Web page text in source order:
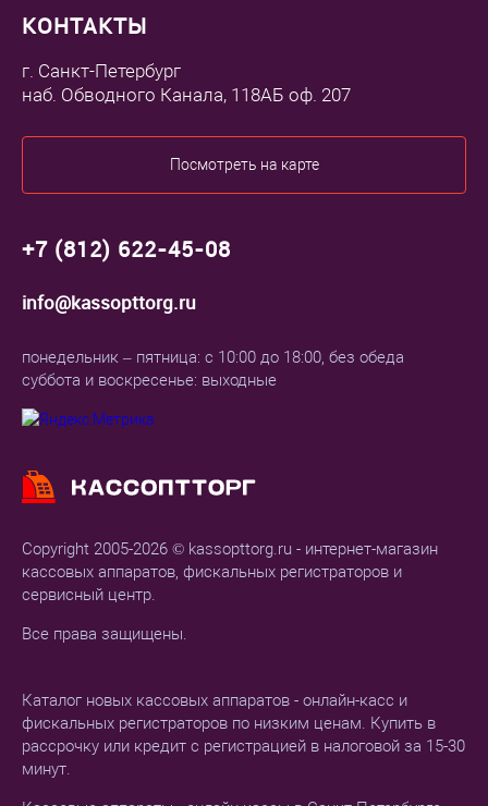
Copyright 2005-2026 © kassopttorg.ru - интернет-магазин
кассовых аппаратов, фискальных регистраторов и
сервисный центр.
Все права защищены.
Каталог новых кассовых аппаратов - онлайн-касс и
фискальных регистраторов по низким ценам. Купить в
рассрочку или кредит с регистрацией в налоговой за 15-30
минут.
КОНТАКТЫ
г. Санкт-Петербург
наб. Обводного Канала, 118АБ оф. 207
Посмотреть на карте
+7 (812) 622-45-08
info@kassopttorg.ru
понедельник – пятница: с 10:00 до 18:00, без обеда
суббота и воскресенье: выходные